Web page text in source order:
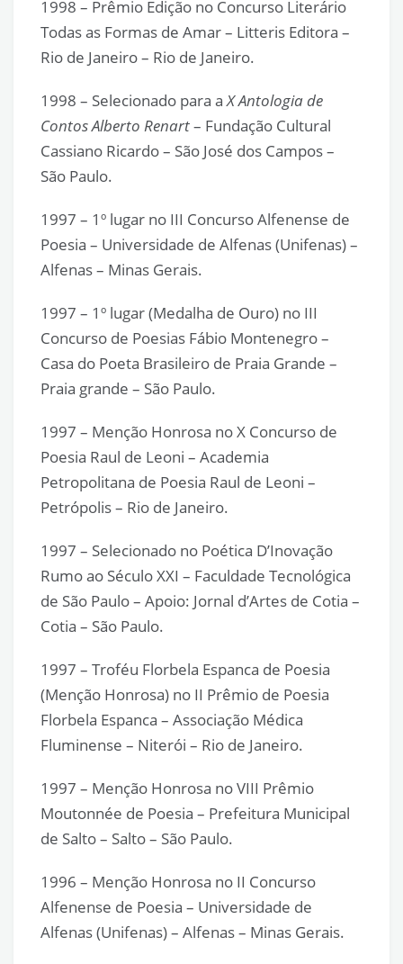
1998 – Prêmio Edição no Concurso Literário
Todas as Formas de Amar – Litteris Editora –
Rio de Janeiro – Rio de Janeiro.
1998 – Selecionado para aX Antologia de
Contos Alberto Renart– Fundação Cultural
Cassiano Ricardo – São José dos Campos –
São Paulo.
1997 – 1º lugar no III Concurso Alfenense de
Poesia – Universidade de Alfenas (Unifenas) –
Alfenas – Minas Gerais.
1997 – 1º lugar (Medalha de Ouro) no III
Concurso de Poesias Fábio Montenegro –
Casa do Poeta Brasileiro de Praia Grande –
Praia grande – São Paulo.
1997 – Menção Honrosa no X Concurso de
Poesia Raul de Leoni – Academia
Petropolitana de Poesia Raul de Leoni –
Petrópolis – Rio de Janeiro.
1997 – Selecionado no Poética D’Inovação
Rumo ao Século XXI – Faculdade Tecnológica
de São Paulo – Apoio: Jornal d’Artes de Cotia –
Cotia – São Paulo.
1997 – Troféu Florbela Espanca de Poesia
(Menção Honrosa) no II Prêmio de Poesia
Florbela Espanca – Associação Médica
Fluminense – Niterói – Rio de Janeiro.
1997 – Menção Honrosa no VIII Prêmio
Moutonnée de Poesia – Prefeitura Municipal
de Salto – Salto – São Paulo.
1996 – Menção Honrosa no II Concurso
Alfenense de Poesia – Universidade de
Alfenas (Unifenas) – Alfenas – Minas Gerais.